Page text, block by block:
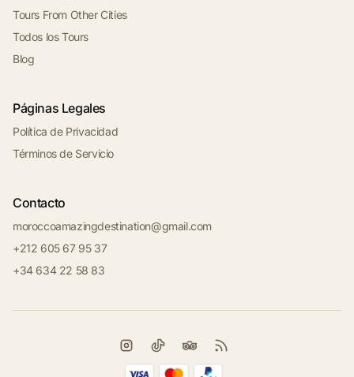
Tours From Other Cities
Todos los Tours
Blog
Páginas Legales
Política de Privacidad
Términos de Servicio
Contacto
moroccoamazingdestination@gmail.com
+212 605 67 95 37
+34 634 22 58 83